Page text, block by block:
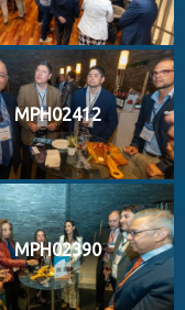
MPH02412
MPH02390